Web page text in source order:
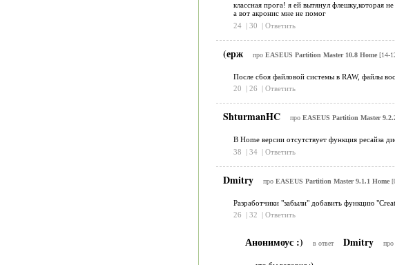
классная прога! я ей вытянул флешку,которая
а вот акронис мне не помог
24 | 30 | Ответить
(ерж про EASEUS Partition Master 10.8 Home[14-
После сбоя файловой системы в RAW, файлы
20
| 26 | Ответить
ShturmanHC про EASEUS Partition Master
В Home версии отсутствует функция ресайза
38
| 34 | Ответить
Dmitry про EASEUS Partition Master 9.1.1 Home
Разработчики "забыли" добавить функцию
26
| 32 | Ответить
Анонимоус :) в ответ Dmitry про